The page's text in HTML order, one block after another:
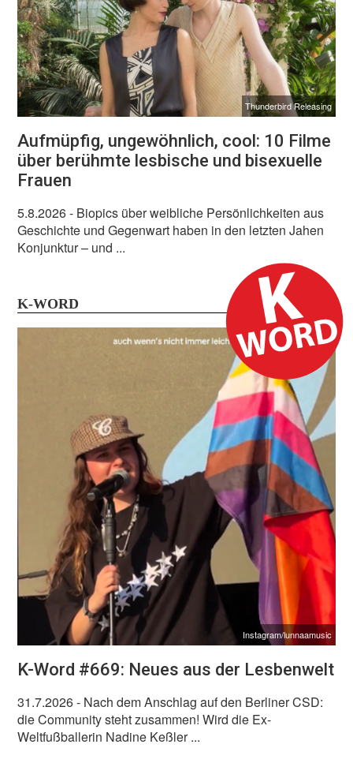
Thunderbird Releasing
Aufmüpfig, ungewöhnlich, cool: 10 Filme
über berühmte lesbische und bisexuelle
Frauen
5.8.2026- Biopics über weibliche Persönlichkeiten aus
Geschichte und Gegenwart haben in den letzten Jahen
Konjunktur – und ...
K-WORD
Instagram/lunnaamusic
K-Word #669: Neues aus der Lesbenwelt
31.7.2026- Nach dem Anschlag auf den Berliner CSD:
die Community steht zusammen! Wird die Ex-
Weltfußballerin Nadine Keßler ...